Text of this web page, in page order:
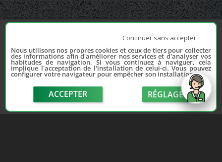
Continuer sans accepter
Nous utilisons nos propres cookies et ceux de tiers pour collecter
des informations afin d'améliorer nos services et d'analyser vos
habitudes de navigation. Si vous continuez à naviguer, cela
implique l'acceptation de l'installation de celui-ci. Vous pouvez
configurer votre navigateur pour empêcher son installation.
ACCEPTER RÉGLAGE